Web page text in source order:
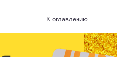
К оглавлению